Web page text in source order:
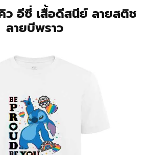
ว อีซี่ เสื้อดีสนีย์ ลายสติช
ลายบีพราว